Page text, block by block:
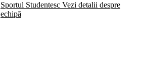
Sportul Studentesc Vezi detalii despre
echipă